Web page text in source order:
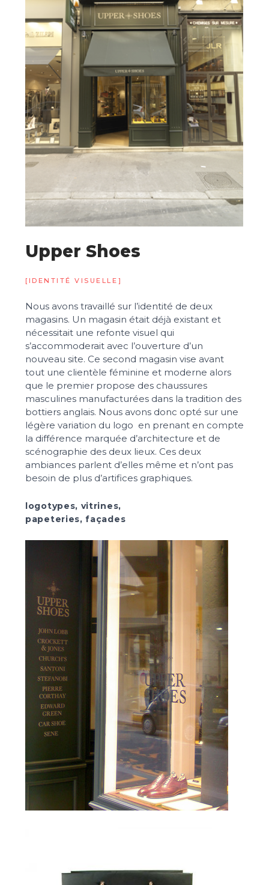
Projets
À propos
Contact
Upper Shoes
[IDENTITÉ VISUELLE]
Nous avons travaillé sur l’identité de deux
magasins. Un magasin était déjà existant et
nécessitait une refonte visuel qui
s’accommoderait avec l’ouverture d’un
nouveau site. Ce second magasin vise avant
tout une clientèle féminine et moderne alors
que le premier propose des chaussures
masculines manufacturées dans la tradition des
bottiers anglais. Nous avons donc opté sur une
légère variation du logo en prenant en compte
la différence marquée d’architecture et de
scénographie des deux lieux. Ces deux
ambiances parlent d’elles même et n’ont pas
besoin de plus d’artifices graphiques.
logotypes, vitrines,
papeteries, façades